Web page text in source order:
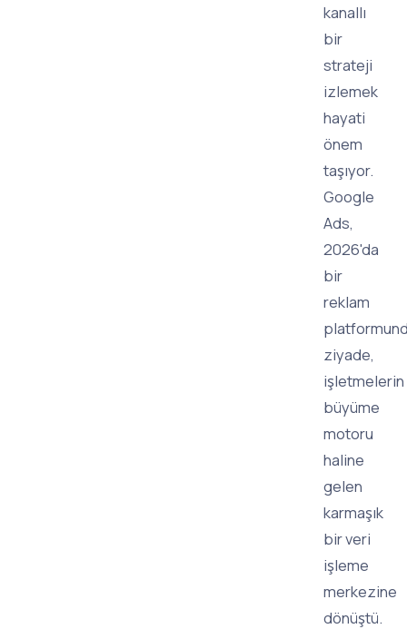
kanallı
bir
strateji
izlemek
hayati
önem
taşıyor.
Google
Ads,
2026'da
bir
reklam
ziyade,
işletmelerin
büyüme
motoru
haline
gelen
karmaşık
bir veri
işleme
merkezine
dönüştü.